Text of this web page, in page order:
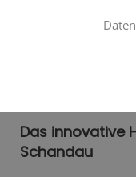
Das innovative
Schandau